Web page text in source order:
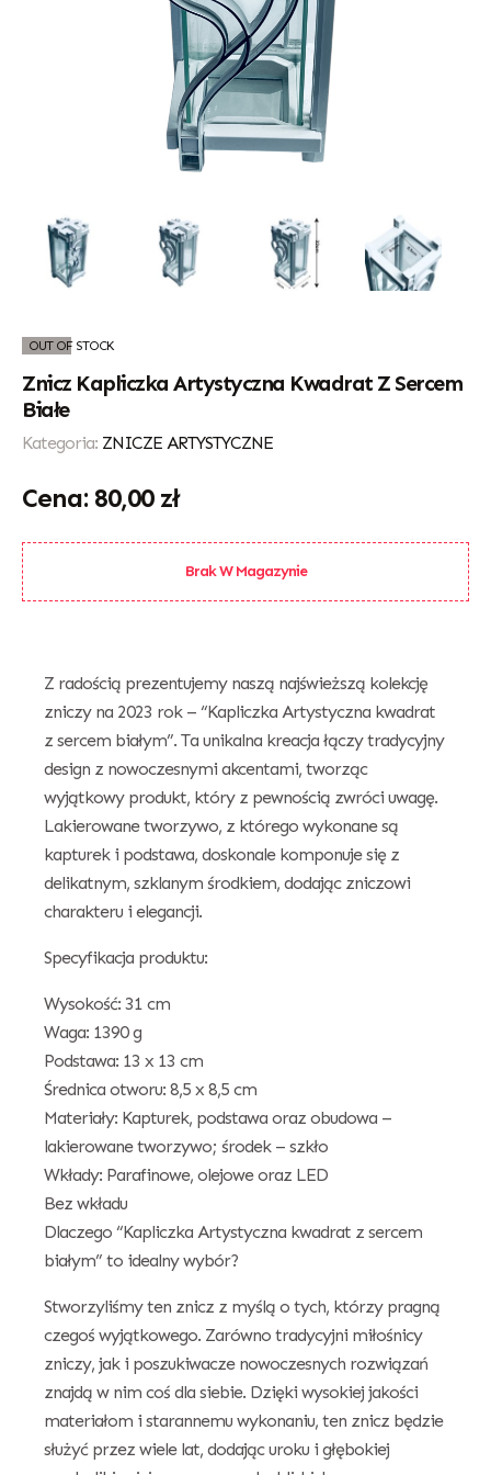
OUT OF STOCK
Znicz Kapliczka Artystyczna Kwadrat Z Sercem
Białe
Kategoria: ZNICZE ARTYSTYCZNE
80,00 zł
Brak W Magazynie
Z radością prezentujemy naszą najświeższą kolekcję
zniczy na 2023 rok – “Kapliczka Artystyczna kwadrat
z sercem białym”. Ta unikalna kreacja łączy tradycyjny
design z nowoczesnymi akcentami, tworząc
wyjątkowy produkt, który z pewnością zwróci uwagę.
Lakierowane tworzywo, z którego wykonane są
kapturek i podstawa, doskonale komponuje się z
delikatnym, szklanym środkiem, dodając zniczowi
charakteru i elegancji.
Specyfikacja produktu:
Wysokość: 31 cm
Waga: 1390 g
Podstawa: 13 x 13 cm
Średnica otworu: 8,5 x 8,5 cm
Materiały: Kapturek, podstawa oraz obudowa –
lakierowane tworzywo; środek – szkło
Wkłady: Parafinowe, olejowe oraz LED
Bez wkładu
Dlaczego “Kapliczka Artystyczna kwadrat z sercem
białym” to idealny wybór?
Stworzyliśmy ten znicz z myślą o tych, którzy pragną
czegoś wyjątkowego. Zarówno tradycyjni miłośnicy
zniczy, jak i poszukiwacze nowoczesnych rozwiązań
znajdą w nim coś dla siebie. Dzięki wysokiej jakości
materiałom i starannemu wykonaniu, ten znicz będzie
służyć przez wiele lat, dodając uroku i głębokiej